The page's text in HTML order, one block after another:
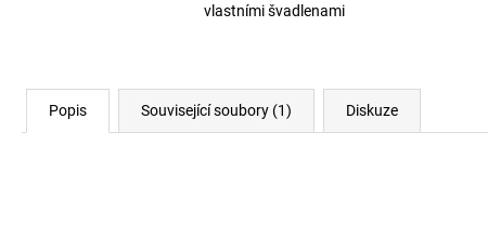
vlastními švadlenami
Popis Související soubory (1) Diskuze